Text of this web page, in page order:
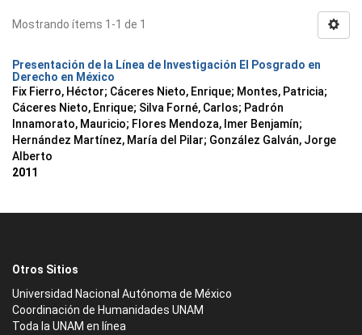
Mostrando ítems 1-1 de 1
Presentación de la Línea de Investigación El Posgrado en
Derecho en México
Fix Fierro, Héctor; Cáceres Nieto, Enrique; Montes, Patricia;
Cáceres Nieto, Enrique; Silva Forné, Carlos; Padrón
Innamorato, Mauricio; Flores Mendoza, Imer Benjamín;
Hernández Martínez, María del Pilar; González Galván, Jorge
Alberto
2011
Otros Sitios
Universidad Nacional Autónoma de México
Coordinación de Humanidades UNAM
Toda la UNAM en línea